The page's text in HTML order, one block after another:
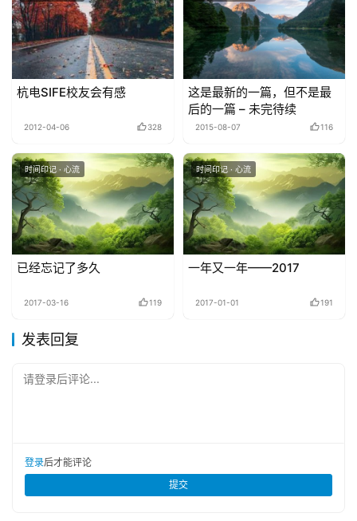
杭电SIFE校友会有感
2012-04-06 328
这是最新的一篇，但不是最
后的一篇 – 未完待续
2015-08-07 116
时间印记 · 心流
已经忘记了多久
2017-03-16 119
时间印记 · 心流
一年又一年——2017
2017-01-01 191
发表回复
请登录后评论...
登录后才能评论
提交